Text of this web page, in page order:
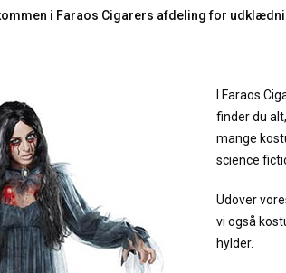
i Faraos Cigarers afdeling for
I Faraos
finder du
mange
science
Udover
vi også
hylder.